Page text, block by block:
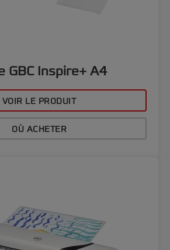
GBC Inspire+ A4
VOIR LE PRODUIT
OÙ ACHETER